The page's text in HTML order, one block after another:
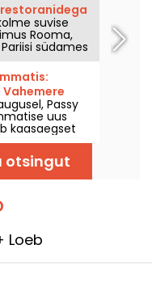
suvise
Rooma,
südames
Iga asukoht,
lahkumata.
Passy
uus
kaasaegset
Kui te
miks mitte
otsingut
Loeb